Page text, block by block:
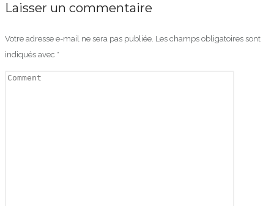
Laisser un commentaire
Votre adresse e-mail ne sera pas publiée. Les champs obligatoires sont
indiqués avec *